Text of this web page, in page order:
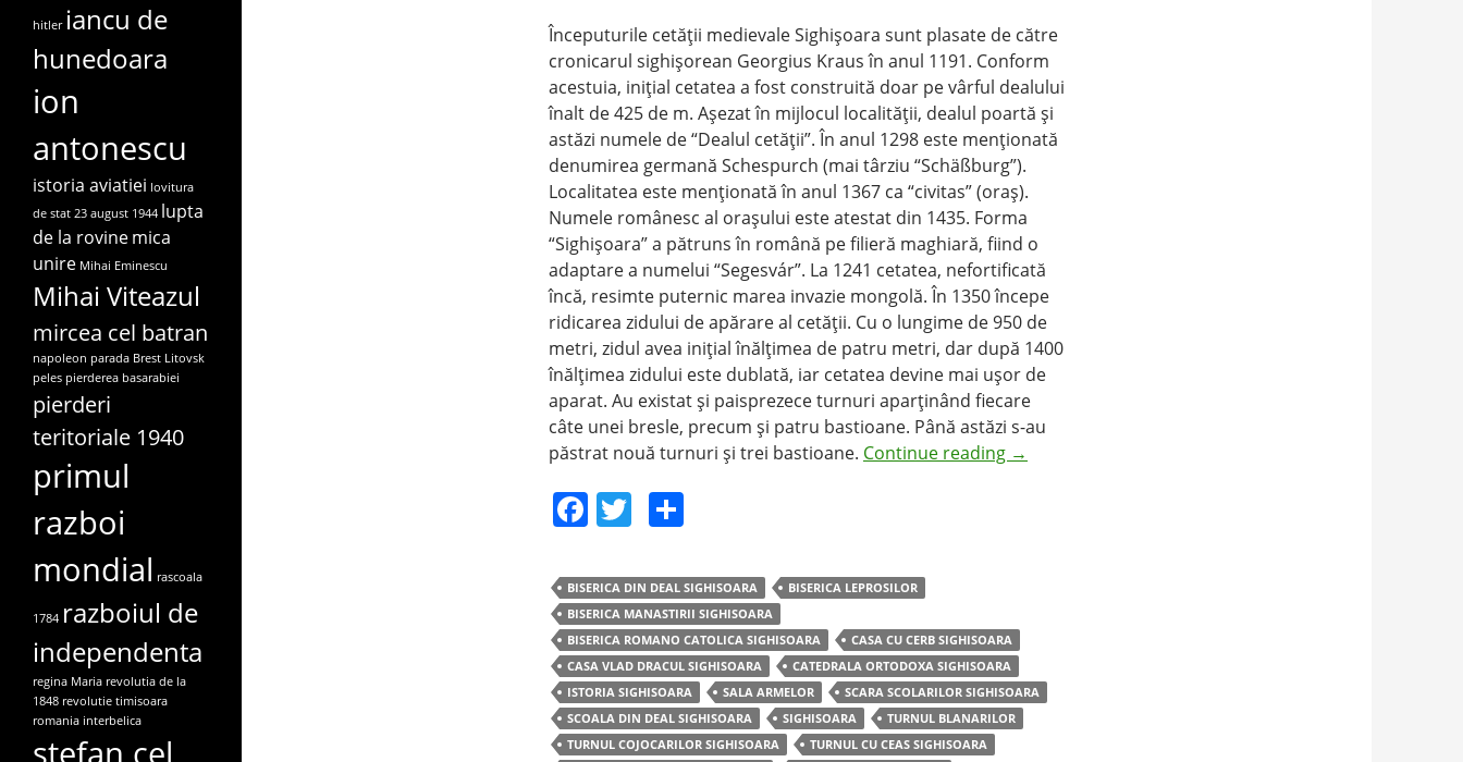
Începuturile cetăţii medievale Sighişoara sunt plasate de către
cronicarul sighişorean Georgius Kraus în anul 1191. Conform
acestuia, iniţial cetatea a fost construită doar pe vârful dealului
înalt de 425 de m. Aşezat în mijlocul localităţii, dealul poartă şi
astăzi numele de “Dealul cetăţii”. În anul 1298 este menţionată
denumirea germană Schespurch (mai târziu “Schäßburg”).
Localitatea este menţionată în anul 1367 ca “civitas” (oraş).
Numele românesc al oraşului este atestat din 1435. Forma
“Sighişoara” a pătruns în română pe filieră maghiară, fiind o
adaptare a numelui “Segesvár”. La 1241 cetatea, nefortificată
încă, resimte puternic marea invazie mongolă. În 1350 începe
ridicarea zidului de apărare al cetăţii. Cu o lungime de 950 de
metri, zidul avea iniţial înălţimea de patru metri, dar după 1400
înălţimea zidului este dublată, iar cetatea devine mai uşor de
aparat. Au existat şi paisprezece turnuri aparţinând fiecare
câte unei bresle, precum şi patru bastioane. Până astăzi s-au
păstrat nouă turnuri şi trei bastioane. Continue reading →
F
c
e
b
o
o
T
itt
er
ar
e
BISERICA DIN DEAL SIGHISOARA
BISERICA LEPROSILOR
BISERICA MANASTIRII SIGHISOARA
BISERICA ROMANO CATOLICA SIGHISOARA
CASA CU CERB SIGHISOARA
CASA VLAD DRACUL SIGHISOARA
CATEDRALA ORTODOXA SIGHISOARA
ISTORIA SIGHISOARA
SALA ARMELOR
SCARA SCOLARILOR SIGHISOARA
SCOALA DIN DEAL SIGHISOARA
SIGHISOARA
TURNUL BLANARILOR
TURNUL COJOCARILOR SIGHISOARA
TURNUL CU CEAS SIGHISOARA
hitler iancu de
hunedoara
ion
antonescu
istoria aviatiei lovitura
de stat 23 august 1944 lupta
de la rovinemica
unire Mihai Eminescu
Mihai Viteazul
mircea cel batran
napoleon parada Brest Litovsk
peles pierderea basarabiei
pierderi
teritoriale 1940
primul
razboi
mondial rascoala
1784 razboiul de
independenta
regina Maria revolutia de la
1848 revolutie timisoara
romania interbelica
stefan cel